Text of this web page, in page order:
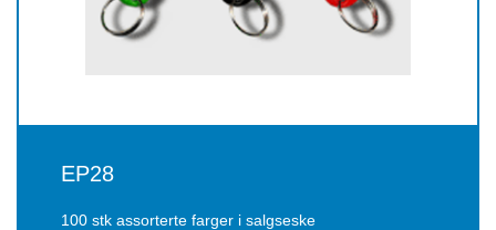
EP28
100 stk assorterte farger i salgseske